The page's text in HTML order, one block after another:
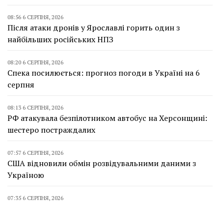
08:56 6 СЕРПНЯ, 2026
Після атаки дронів у Ярославлі горить один з
найбільших російських НПЗ
08:20 6 СЕРПНЯ, 2026
Спека посилюється: прогноз погоди в Україні на 6
серпня
08:13 6 СЕРПНЯ, 2026
РФ атакувала безпілотником автобус на Херсонщині:
шестеро постраждалих
07:57 6 СЕРПНЯ, 2026
США відновили обмін розвідувальними даними з
Україною
07:35 6 СЕРПНЯ, 2026